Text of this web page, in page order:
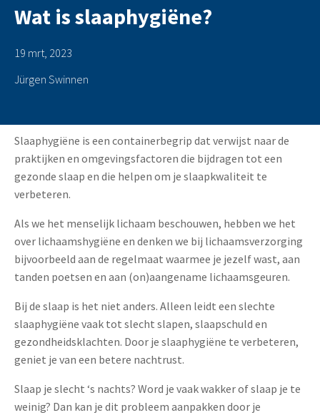
Wat is slaaphygiëne?
19 mrt, 2023
Jürgen Swinnen
Slaaphygiëne is een containerbegrip dat verwijst naar de
praktijken en omgevingsfactoren die bijdragen tot een
gezonde slaap en die helpen om je slaapkwaliteit te
verbeteren.
Als we het menselijk lichaam beschouwen, hebben we het
over lichaamshygiëne en denken we bij lichaamsverzorging
bijvoorbeeld aan de regelmaat waarmee je jezelf wast, aan
tanden poetsen en aan (on)aangename lichaamsgeuren.
Bij de slaap is het niet anders. Alleen leidt een slechte
slaaphygiëne vaak tot slecht slapen, slaapschuld en
gezondheidsklachten. Door je slaaphygiëne te verbeteren,
geniet je van een betere nachtrust.
Slaap je slecht ‘s nachts? Word je vaak wakker of slaap je te
weinig? Dan kan je dit probleem aanpakken door je